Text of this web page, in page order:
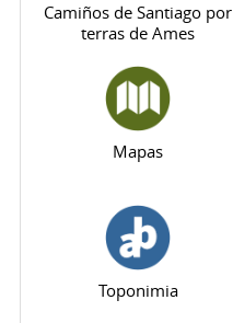
Camiños de Santiago por
terras de Ames
Mapas
Toponimia